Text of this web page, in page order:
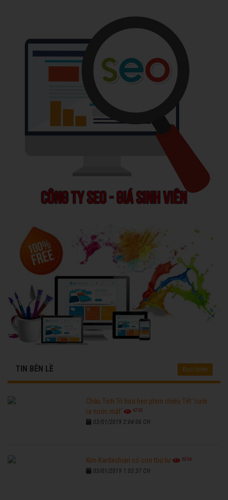
TIN BÊN LỀ Đọc thêm
Châu Tinh Trì hứa hẹn phim chiếu Tết 'cười
ra nước mắt'
6765
03/01/2019 2:04:06 CH
Kim Kardashian có con thứ tư 6266
03/01/2019 1:03:37 CH